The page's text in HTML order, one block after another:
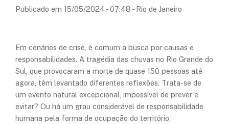
Publicado em 15/05/2024 - 07:48 - Rio de Janeiro
Em cenários de crise, é comum a busca por causas e
responsabilidades. A tragédia das chuvas no Rio Grande do
Sul, que provocaram a morte de quase 150 pessoas até
agora, têm levantado diferentes reflexões. Trata-se de
um evento natural excepcional, impossível de prever e
evitar? Ou há um grau considerável de responsabilidade
humana pela forma de ocupação do território,